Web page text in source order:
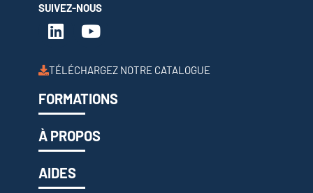
SUIVEZ-NOUS
TÉLÉCHARGEZ NOTRE CATALOGUE
FORMATIONS
À PROPOS
AIDES